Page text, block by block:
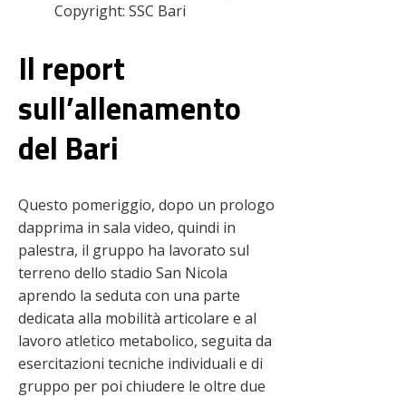
Copyright: SSC Bari
Il report
sull’allenamento
del Bari
Questo pomeriggio, dopo un prologo
dapprima in sala video, quindi in
palestra, il gruppo ha lavorato sul
terreno dello stadio San Nicola
aprendo la seduta con una parte
dedicata alla mobilità articolare e al
lavoro atletico metabolico, seguita da
esercitazioni tecniche individuali e di
gruppo per poi chiudere le oltre due